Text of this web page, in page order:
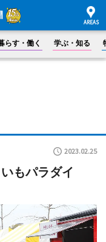
らす・働く 学ぶ・知る
2023.02.25
もパラダイ